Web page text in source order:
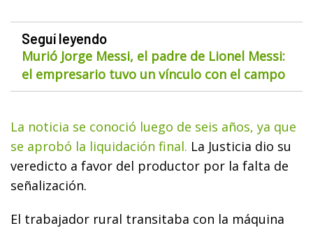
Seguí leyendo
Murió Jorge Messi, el padre de Lionel Messi:
el empresario tuvo un vínculo con el campo
La noticia se conoció luego de seis años, ya que
se aprobó la liquidación final. La Justicia dio su
veredicto a favor del productor por la falta de
señalización.
El trabajador rural transitaba con la máquina